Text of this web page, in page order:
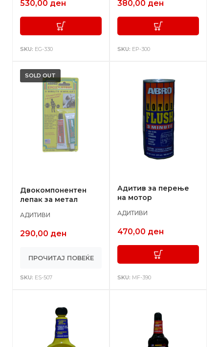
530,00 ден
SKU: EG-330
380,00 ден
SKU: EP-300
Двокомпонентен
лепак за метал
АДИТИВИ
290,00 ден
ПРОЧИТАЈ ПОВЕЌЕ
SKU: ES-507
Адитив за перење
на мотор
АДИТИВИ
470,00 ден
SKU: MF-390